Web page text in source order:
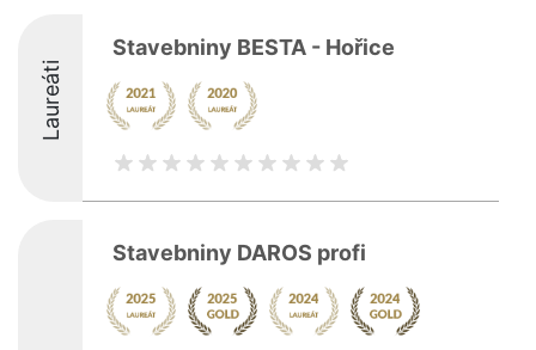
Laureáti
Stavebniny BESTA - Hořice
Stavebniny DAROS profi